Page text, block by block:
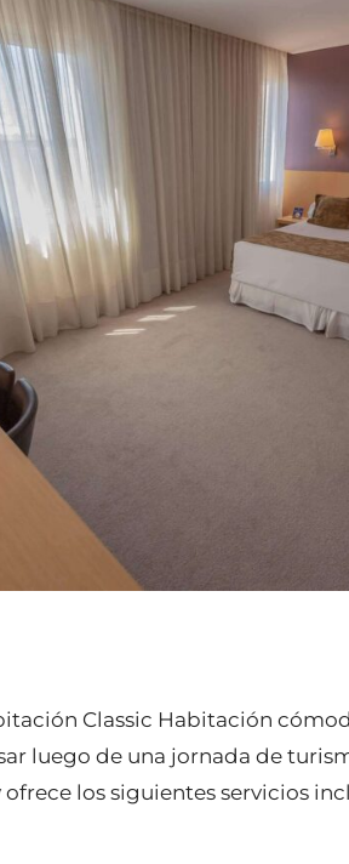
Classic Habitación
luego de una jornada de
los siguientes servicios